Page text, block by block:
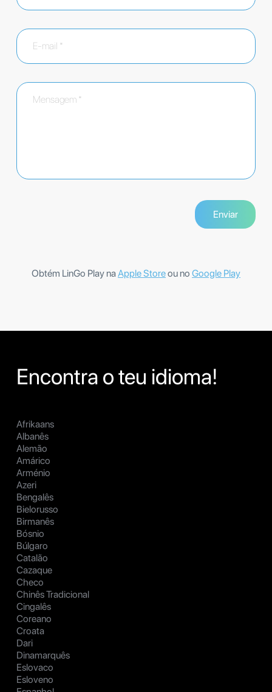
Obtém LinGo Play naApple Storeou no Google Play
Encontra o teu idioma!
Afrikaans
Albanês
Alemão
Amárico
Arménio
Azeri
Bengalês
Bielorusso
Birmanês
Bósnio
Búlgaro
Catalão
Cazaque
Checo
Chinês Tradicional
Cingalês
Coreano
Croata
Dari
Dinamarquês
Eslovaco
Esloveno